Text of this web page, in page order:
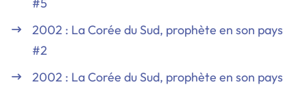
2002 : La Corée du Sud, prophète en son pays
#2
2002 : La Corée du Sud, prophète en son pays